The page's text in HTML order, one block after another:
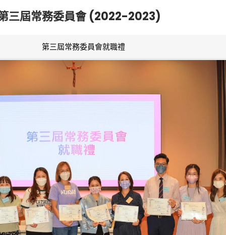
三屆常務委員會 (2022-2023)
第三屆常務委員會就職禮